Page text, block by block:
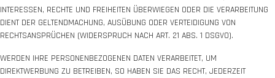
INTERESSEN, RECHTE UND FREIHEITEN ÜBERWIEGEN ODER DIE VERARBEITUNG
DIENT DER GELTENDMACHUNG, AUSÜBUNG ODER VERTEIDIGUNG VON
RECHTSANSPRÜCHEN (WIDERSPRUCH NACH ART. 21 ABS. 1 DSGVO).
WERDEN IHRE PERSONENBEZOGENEN DATEN VERARBEITET, UM
DIREKTWERBUNG ZU BETREIBEN, SO HABEN SIE DAS RECHT, JEDERZEIT